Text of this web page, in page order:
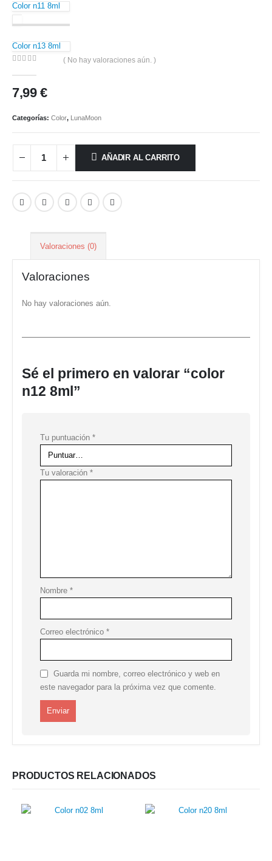
Color n11 8ml
Color n13 8ml
( No hay valoraciones aún. )
7,99 €
Categorías: Color, LunaMoon
AÑADIR AL CARRITO
Valoraciones (0)
Valoraciones
No hay valoraciones aún.
Sé el primero en valorar “color
n12 8ml”
Tu puntuación *
Tu valoración *
Nombre *
Correo electrónico *
Guarda mi nombre, correo electrónico y web en
este navegador para la próxima vez que comente.
PRODUCTOS RELACIONADOS